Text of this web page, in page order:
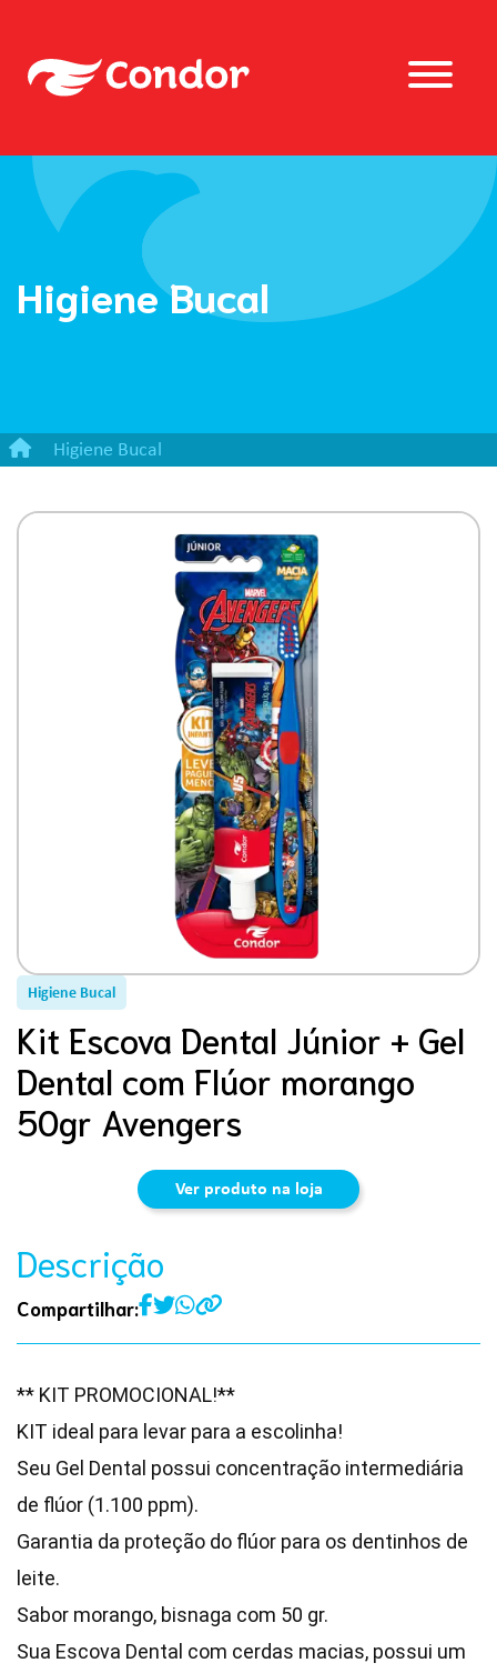
Higiene Bucal
Higiene Bucal
Higiene Bucal
Kit Escova Dental Júnior + Gel
Dental com Flúor morango
50gr Avengers
Ver produto na loja
Descrição
Compartilhar:
** KIT PROMOCIONAL!**
KIT ideal para levar para a escolinha!
Seu Gel Dental possui concentração intermediária
de flúor (1.100 ppm).
Garantia da proteção do flúor para os dentinhos de
leite.
Sabor morango, bisnaga com 50 gr.
Sua Escova Dental com cerdas macias, possui um